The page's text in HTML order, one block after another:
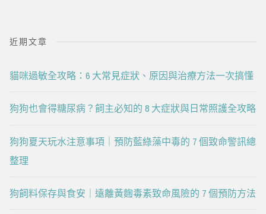
近期文章
貓咪過敏全攻略：6 大常見症狀、原因與治療方法一次搞懂
狗狗也會得糖尿病？飼主必知的 8 大症狀與日常照護全攻略
狗狗夏天玩水注意事項｜預防藍綠藻中毒的 7 個致命警訊總
整理
狗飼料保存與食安｜遠離黃麴毒素致命風險的 7 個預防方法